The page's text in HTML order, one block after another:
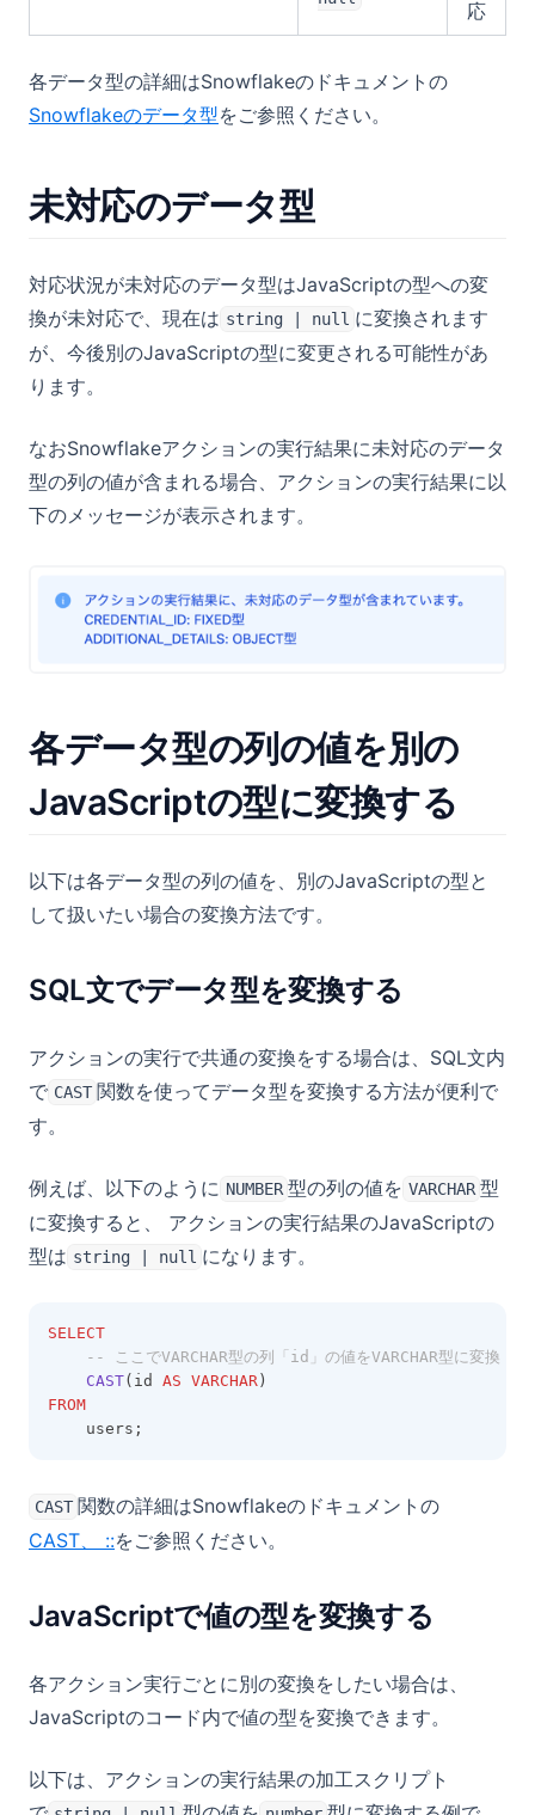
応
各データ型の詳細はSnowflakeのドキュメントの
Snowflakeのデータ型(opens in a new tab)
をご参照ください。
未対応のデータ型
対応状況が未対応のデータ型はJavaScriptの型への変
換が未対応で、現在は string | null に変換されます
が、今後別のJavaScriptの型に変更される可能性があ
ります。
なおSnowflakeアクションの実行結果に未対応のデータ
型の列の値が含まれる場合、アクションの実行結果に以
下のメッセージが表示されます。
各データ型の列の値を別の
JavaScriptの型に変換する
以下は各データ型の列の値を、別のJavaScriptの型と
して扱いたい場合の変換方法です。
SQL文でデータ型を変換する
アクションの実行で共通の変換をする場合は、SQL文内
で CAST 関数を使ってデータ型を変換する方法が便利で
す。
例えば、以下のように NUMBER 型の列の値を VARCHAR 型
に変換すると、 アクションの実行結果のJavaScriptの
型は string | null になります。
SELECT
-- ここでVARCHAR型の列「id」の値をVARCHAR型に変換
CAST(id AS VARCHAR )
FROM
    users;
CAST 関数の詳細はSnowflakeのドキュメントの
CAST、 ::(opens in a new tab)
をご参照ください。
JavaScriptで値の型を変換する
各アクション実行ごとに別の変換をしたい場合は、
JavaScriptのコード内で値の型を変換できます。
以下は、アクションの実行結果の加工スクリプト